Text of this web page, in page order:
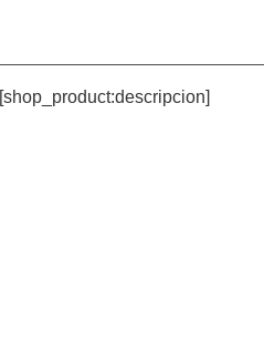
[shop_product:descripcion]